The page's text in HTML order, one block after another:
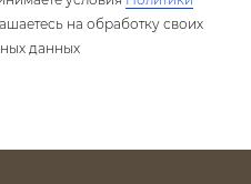
на обработку своих
данных